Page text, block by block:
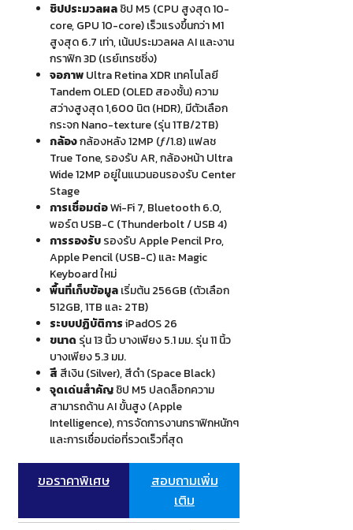
ชิปประมวลผลชิป M5 (CPU สูงสุด 10-
core, GPU 10-core) เร็วแรงขึ้นกว่า M1
สูงสุด 6.7 เท่า, เน้นประมวลผล AI และงาน
กราฟิก 3D (เรย์เทรซซิ่ง)
จอภาพUltra Retina XDR เทคโนโลยี
Tandem OLED (OLED สองชั้น) ความ
สว่างสูงสุด 1,600 นิต (HDR), มีตัวเลือก
กระจก Nano-texture (รุ่น 1TB/2TB)
กล้องกล้องหลัง 12MP (ƒ/1.8) แฟลช
True Tone, รองรับ AR, กล้องหน้า Ultra
Wide 12MP อยู่ในแนวนอนรองรับ Center
Stage
การเชื่อมต่อWi-Fi 7, Bluetooth 6.0,
พอร์ต USB-C (Thunderbolt / USB 4)
การรองรับรองรับ Apple Pencil Pro,
Apple Pencil (USB-C) และ Magic
Keyboard ใหม่
พื้นที่เก็บข้อมูลเริ่มต้น 256GB (ตัวเลือก
512GB, 1TB และ 2TB)
ระบบปฏิบัติการiPadOS 26
ขนาด รุ่น 13 นิ้ว บางเพียง 5.1 มม. รุ่น 11 นิ้ว
บางเพียง 5.3 มม.
สี สีเงิน (Silver), สีดำ (Space Black)
จุดเด่นสำคัญชิป M5 ปลดล็อกความ
สามารถด้าน AI ขั้นสูง (Apple
Intelligence), การจัดการงานกราฟิกหนักๆ
และการเชื่อมต่อที่รวดเร็วที่สุด
ขอราคาพิเศษ
สอบถามเพิ่ม
เติม